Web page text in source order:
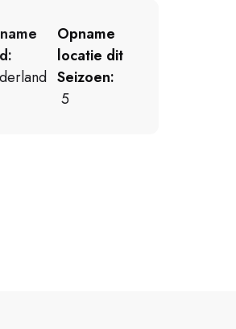
Opname
locatie dit
Seizoen:
5